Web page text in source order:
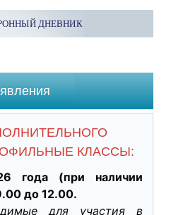
ДНЕВНИК
КЛАССЫ:
года (при наличии
до 12.00.
для участия в